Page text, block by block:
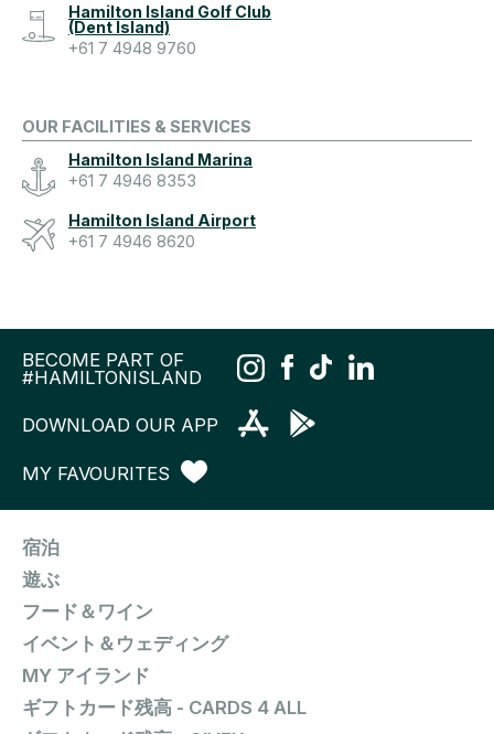
Hamilton Island Golf Club
(Dent Island)
+61 7 4948 9760
OUR FACILITIES & SERVICES
Hamilton Island Marina
+61 7 4946 8353
Hamilton Island Airport
+61 7 4946 8620
BECOME PART OF
#HAMILTONISLAND
DOWNLOAD OUR APP
MY FAVOURITES
宿泊
遊ぶ
フード＆ワイン
イベント＆ウェディング
MY アイランド
ギフトカード残高 - CARDS 4 ALL